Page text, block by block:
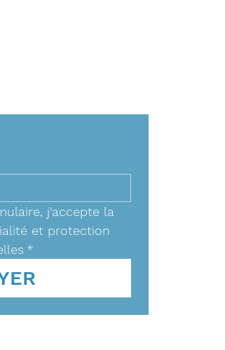
j'accepte la
et protection
*